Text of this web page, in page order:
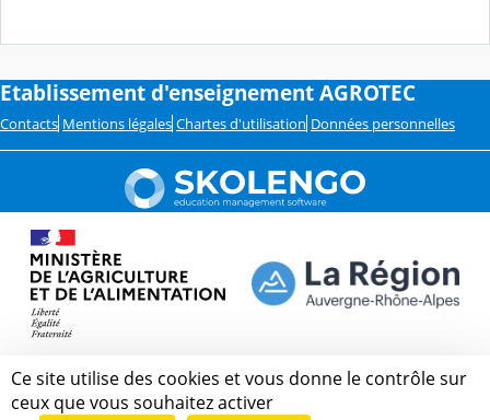
Etablissement d'enseignement AGROTEC
Contacts Mentions légales Chartes d'utilisation Données personnelles
Ce site utilise des cookies et vous donne le contrôle sur
ceux que vous souhaitez activer